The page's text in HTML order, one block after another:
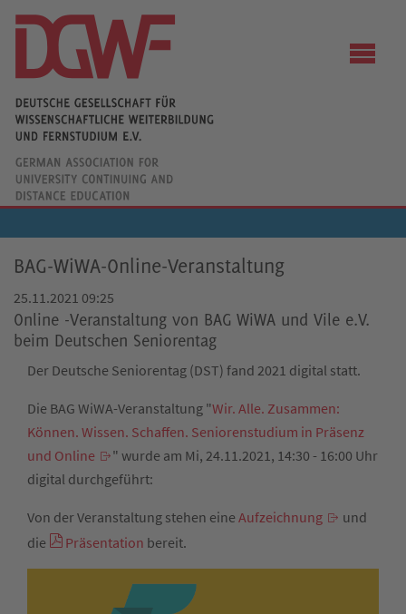
BAG-WiWA-Online-Veranstaltung
25.11.2021 09:25
Online -Veranstaltung von BAG WiWA und Vile e.V.
beim Deutschen Seniorentag
Der Deutsche Seniorentag (DST) fand 2021 digital statt.
Die BAG WiWA-Veranstaltung "Wir. Alle. Zusammen:
Können. Wissen. Schaffen. Seniorenstudium in Präsenz
und Online
" wurde am Mi, 24.11.2021, 14:30 - 16:00 Uhr
digital durchgeführt:
Von der Veranstaltung stehen eine Aufzeichnung
und
die
Präsentation bereit.